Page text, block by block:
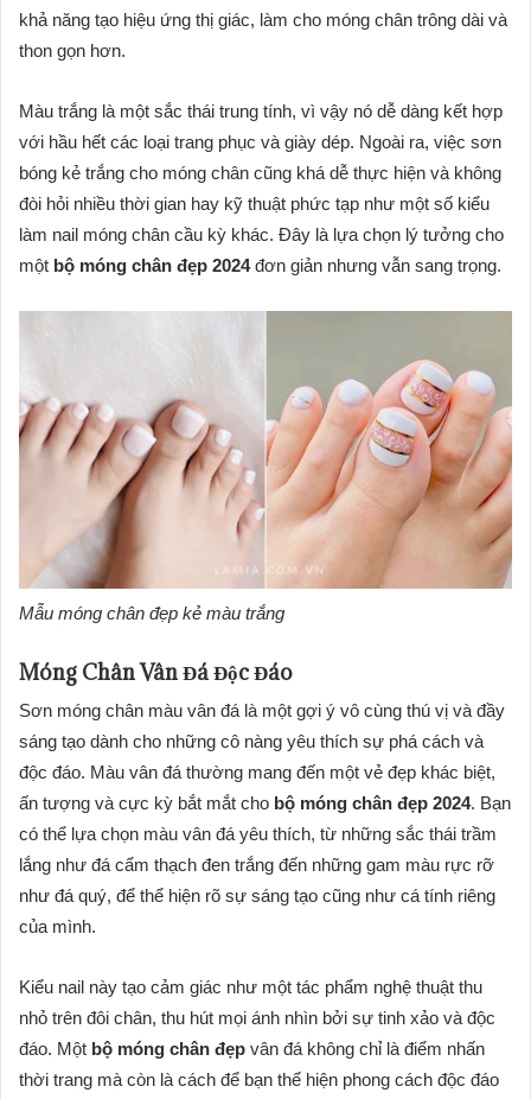
khả năng tạo hiệu ứng thị giác, làm cho móng chân trông dài và
thon gọn hơn.
Màu trắng là một sắc thái trung tính, vì vậy nó dễ dàng kết hợp
với hầu hết các loại trang phục và giày dép. Ngoài ra, việc sơn
bóng kẻ trắng cho móng chân cũng khá dễ thực hiện và không
đòi hỏi nhiều thời gian hay kỹ thuật phức tạp như một số kiểu
làm nail móng chân cầu kỳ khác. Đây là lựa chọn lý tưởng cho
một bộ móng chân đẹp 2024đơn giản nhưng vẫn sang trọng.
Mẫu móng chân đẹp kẻ màu trắng
Móng Chân Vân Đá Độc Đáo
Sơn móng chân màu vân đá là một gợi ý vô cùng thú vị và đầy
sáng tạo dành cho những cô nàng yêu thích sự phá cách và
độc đáo. Màu vân đá thường mang đến một vẻ đẹp khác biệt,
ấn tượng và cực kỳ bắt mắt cho bộ móng chân đẹp 2024. Bạn
có thể lựa chọn màu vân đá yêu thích, từ những sắc thái trầm
lắng như đá cẩm thạch đen trắng đến những gam màu rực rỡ
như đá quý, để thể hiện rõ sự sáng tạo cũng như cá tính riêng
của mình.
Kiểu nail này tạo cảm giác như một tác phẩm nghệ thuật thu
nhỏ trên đôi chân, thu hút mọi ánh nhìn bởi sự tinh xảo và độc
đáo. Một bộ móng chân đẹp vân đá không chỉ là điểm nhấn
thời trang mà còn là cách để bạn thể hiện phong cách độc đáo